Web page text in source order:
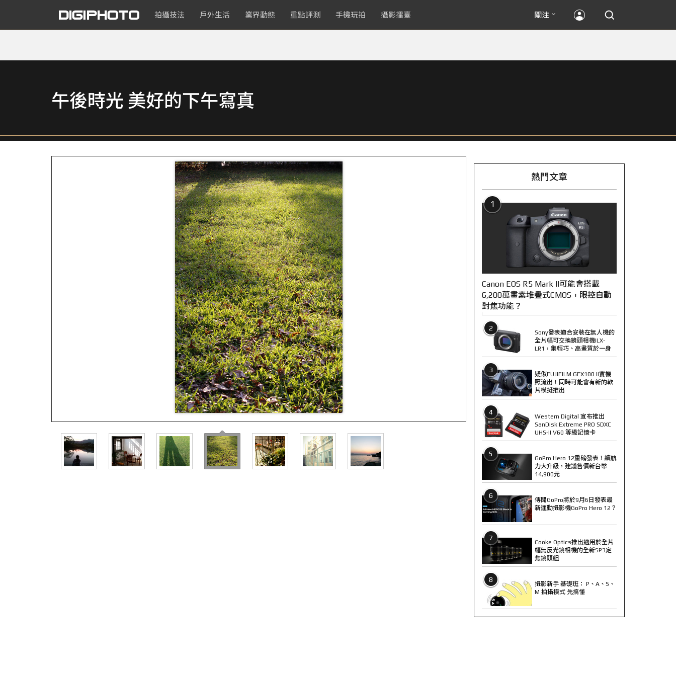
拍攝技法 戶外生活 業界動態 重點評測 手機玩拍 攝影擂臺 關注
午後時光 美好的下午寫真
熱門文章
1
Canon EOS R5 Mark II可能會搭載
6,200萬畫素堆疊式CMOS + 眼控自動
對焦功能？
2
Sony發表適合安裝在無人機的
全片幅可交換鏡頭相機ILX-
LR1，集輕巧、高畫質於一身
3
疑似FUJIFILM GFX100 II實機
照流出！同時可能會有新的軟
片模擬推出
4
Western Digital 宣布推出
SanDisk Extreme PRO SDXC
UHS-II V60 等級記憶卡
5
GoPro Hero 12重磅發表！續航
力大升級，建議售價新台幣
14,900元
6
傳聞GoPro將於9月6日發表最
新運動攝影機GoPro Hero 12？
7
Cooke Optics推出適用於全片
幅無反光鏡相機的全新SP3定
焦鏡頭組
8
攝影新手 基礎班： P、A、S、
M 拍攝模式 先搞懂